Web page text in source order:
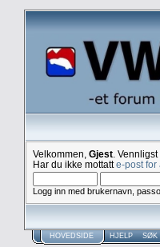
Velkommen, Gjest . Vennligst
Har du ikke mottatte-post for
Logg inn med brukernavn,
HOVEDSIDE HJELP SØK